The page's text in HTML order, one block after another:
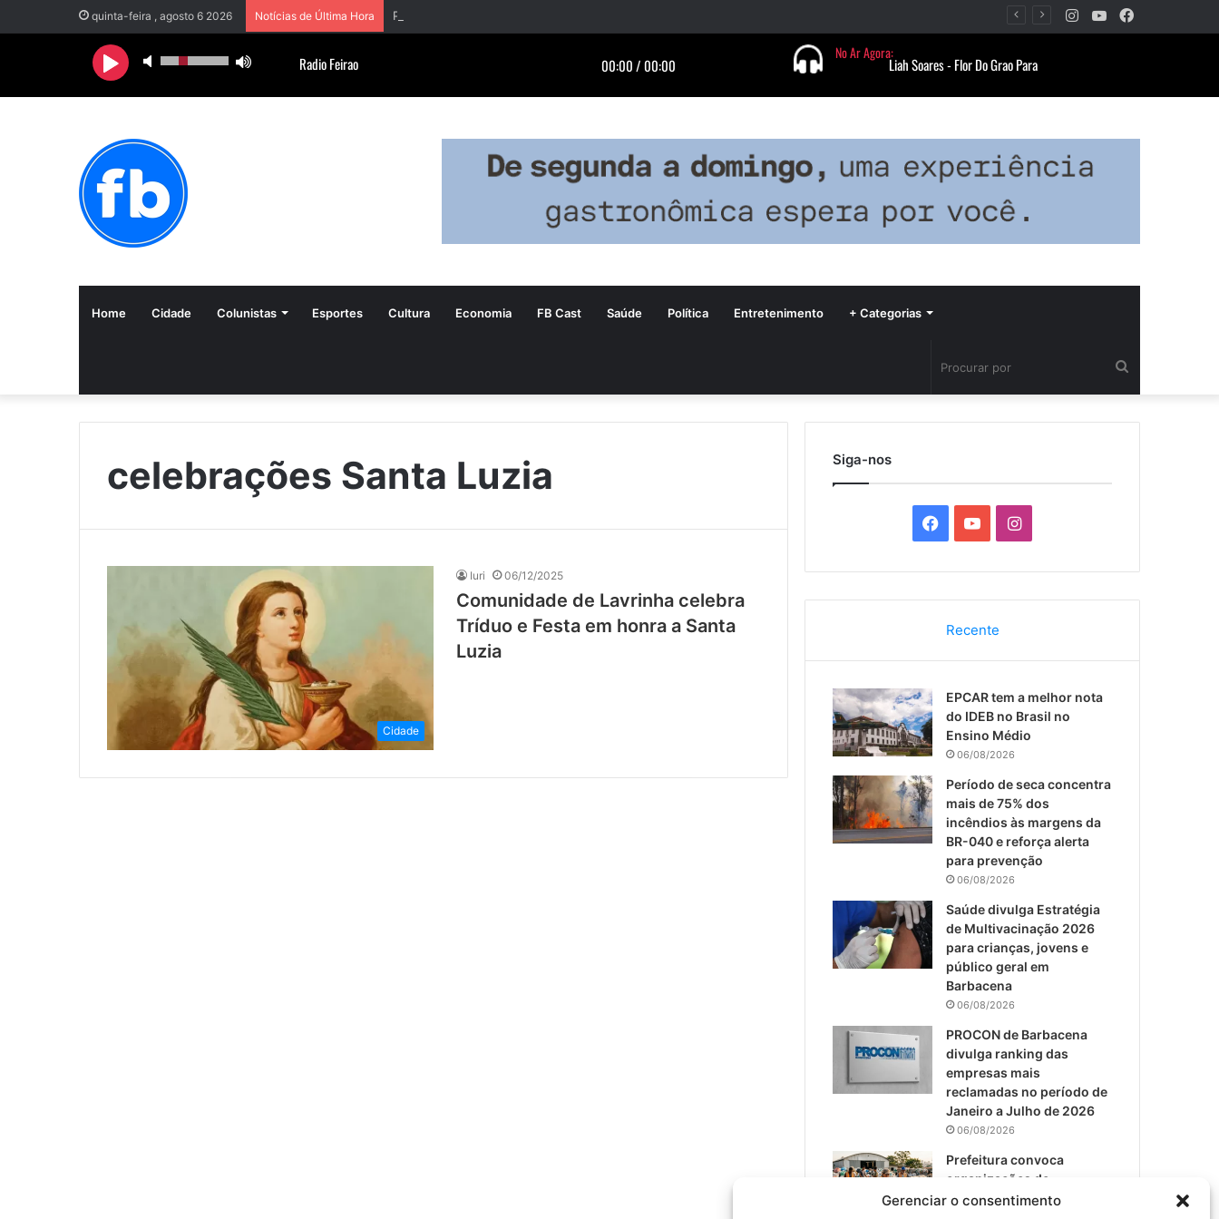
Gerenciar o consentimento
quinta-feira , agosto 6 2026 Notícias de Última Hora YouTube
Instagram
Home Cidade Colunistas Esportes Cultura Economia FB Cast Saúde Política Entretenimento + Categorias
por
celebrações Santa Luzia
Cidade
Iuri 06/12/2025
Comunidade de Lavrinha celebra
Tríduo e Festa em honra a Santa
Luzia
Siga-nos
c
e
b
o
o
k
u
T
u
b
e
I
s
a
g
r
m
Recente
EPCAR tem a melhor nota
do IDEB no Brasil no
Ensino Médio
06/08/2026
Período de seca concentra
mais de 75% dos
incêndios às margens da
BR-040 e reforça alerta
para prevenção
06/08/2026
Saúde divulga Estratégia
de Multivacinação 2026
para crianças, jovens e
público geral em
Barbacena
06/08/2026
PROCON de Barbacena
divulga ranking das
empresas mais
reclamadas no período de
Janeiro a Julho de 2026
06/08/2026
Prefeitura convoca
organizações de
catadores para reunião